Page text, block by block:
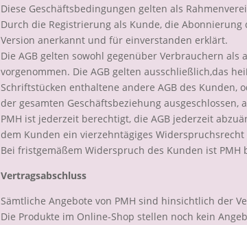
Diese Geschäftsbedingungen gelten als
Durch die Registrierung als Kunde, die
Version anerkannt und für einverstanden erklärt.
Die AGB gelten sowohl gegenüber Verbrauchern
vorgenommen. Die AGB gelten ausschließlich,das
Schriftstücken enthaltene andere AGB des
der gesamten Geschäftsbeziehung
PMH ist jederzeit berechtigt, die AGB jederzeit
dem Kunden ein vierzehntägiges Widerspruchsrecht
Bei fristgemäßem Widerspruch des Kunden ist
Vertragsabschluss
Sämtliche Angebote von PMH sind hinsichtlich der
Die Produkte im Online-Shop stellen noch kein